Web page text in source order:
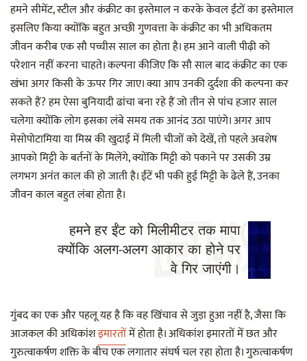
हमने सीमेंट, स्टील और कंक्रीट का इस्तेमाल न करके केवल ईंटों का इस्तेमाल
इसलिए किया क्योंकि बहुत अच्छी गुणवत्ता के कंक्रीट का भी अधिकतम
जीवन करीब एक सौ पच्चीस साल का होता है। हम आने वाली पीढ़ी को
परेशान नहीं करना चाहते। कल्पना कीजिए कि सौ साल बाद कंक्रीट का एक
खंभा अगर किसी के ऊपर गिर जाए। क्या आप उनकी दुर्दशा की कल्पना कर
सकते हैं? हम ऐसा बुनियादी ढांचा बना रहे हैं जो तीन से पांच हजार साल
चलेगा क्योंकि लोग इसका लंबे समय तक आनंद उठा पाएंगे। अगर आप
मेसोपोटामिया या मिस्र की खुदाई में मिली चीजों को देखें, तो पहले अवशेष
आपको मिट्टी के बर्तनों के मिलेंगे, क्योंकि मिट्टी को पकाने पर उसकी उम्र
लगभग अनंत काल की हो जाती है। ईंटें भी पकी हुई मिट्टी के ढेले हैं, उनका
जीवन काल बहुत लंबा होता है।
हमने हर ईंट को मिलीमीटर तक मापा
क्योंकि अलग-अलग आकार का होने पर
वे गिर जाएंगी।
गुंबद का एक और पहलू यह है कि वह खिंचाव से जुड़ा हुआ नहीं है, जैसा कि
आजकल की अधिकांशइमारतोंमें होता है। अधिकांश इमारतों में छत और
गुरुत्वाकर्षण शक्ति के बीच एक लगातार संघर्ष चल रहा होता है। गुरुत्वाकर्षण